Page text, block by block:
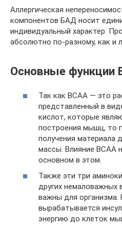
Аллергическая
компонентов БАД носит
индивидуальный характер.
абсолютно по-разному, как и
Основные функции
Так как ВСАА — это
представленный в
кислот, которые
построения мышц, то
получения материала
массы. Влияние ВСАА
основном в этом.
Также эти три
других немаловажных
важны для организма.
вырабатывается
энергию до клеток